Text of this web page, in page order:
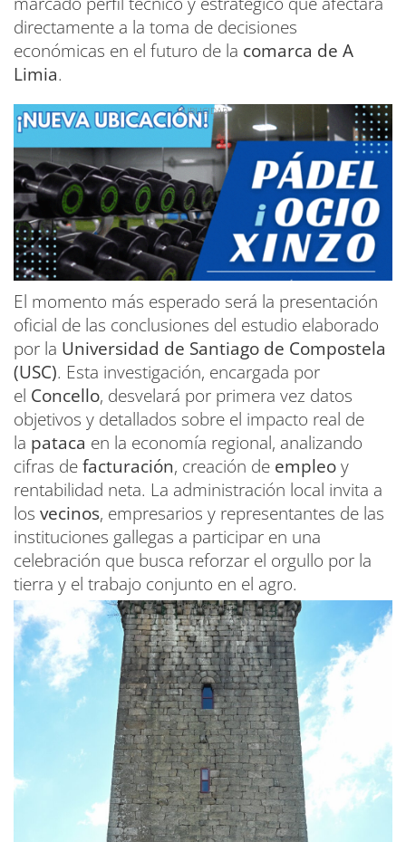
directamente a la toma de decisiones
económicas en el futuro de la comarca de A
Limia.
El momento más esperado será la presentación
oficial de las conclusiones del estudio elaborado
por la Universidad de Santiago de Compostela
(USC). Esta investigación, encargada por
el Concello, desvelará por primera vez datos
objetivos y detallados sobre el impacto real de
la pataca en la economía regional, analizando
cifras defacturación, creación de empleoy
rentabilidad neta. La administración local invita a
los vecinos, empresarios y representantes de las
instituciones gallegas a participar en una
celebración que busca reforzar el orgullo por la
tierra y el trabajo conjunto en el agro.